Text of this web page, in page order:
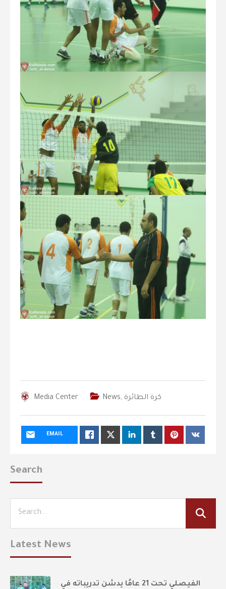
Media Center News, كرة الطائرة
EMAIL
Search
Latest News
الفيصلي تحت 21 عامًا يدشن تدريباته في